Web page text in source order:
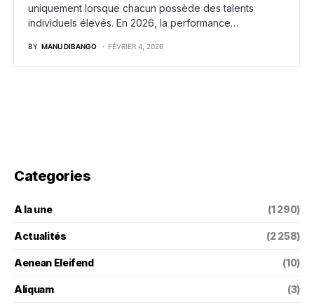
uniquement lorsque chacun possède des talents
individuels élevés. En 2026, la performance…
BY MANU DIBANGO FÉVRIER 4, 2026
Categories
A la une (1 290)
Actualités (2 258)
Aenean Eleifend (10)
Aliquam (3)